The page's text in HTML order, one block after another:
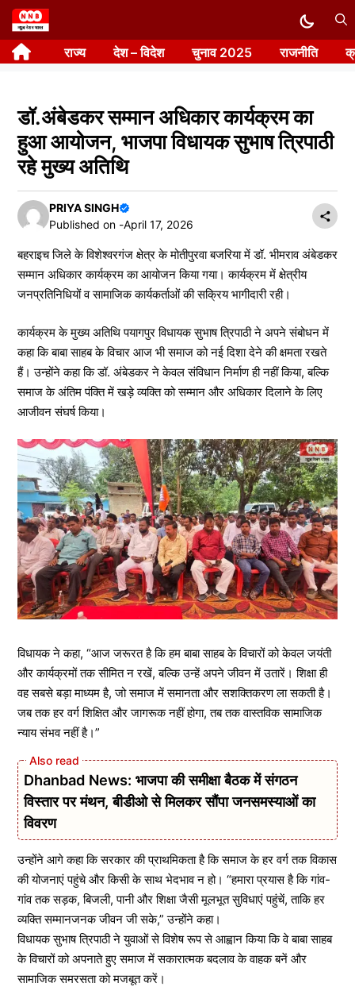
Skip
to
content राज्य देश – विदेश चुनाव 2025 राजनीति
डॉ.अंबेडकर सम्मान अधिकार कार्यक्रम का
हुआ आयोजन, भाजपा विधायक सुभाष त्रिपाठी
रहे मुख्य अतिथि
PRIYA SINGH
Published on -April 17, 2026
बहराइच जिले के विशेश्वरगंज क्षेत्र के मोतीपुरवा बजरिया में डॉ. भीमराव अंबेडकर
सम्मान अधिकार कार्यक्रम का आयोजन किया गया। कार्यक्रम में क्षेत्रीय
जनप्रतिनिधियों व सामाजिक कार्यकर्ताओं की सक्रिय भागीदारी रही।
कार्यक्रम के मुख्य अतिथि पयागपुर विधायक सुभाष त्रिपाठी ने अपने संबोधन में
कहा कि बाबा साहब के विचार आज भी समाज को नई दिशा देने की क्षमता रखते
हैं। उन्होंने कहा कि डॉ. अंबेडकर ने केवल संविधान निर्माण ही नहीं किया, बल्कि
समाज के अंतिम पंक्ति में खड़े व्यक्ति को सम्मान और अधिकार दिलाने के लिए
आजीवन संघर्ष किया।
विधायक ने कहा, “आज जरूरत है कि हम बाबा साहब के विचारों को केवल जयंती
और कार्यक्रमों तक सीमित न रखें, बल्कि उन्हें अपने जीवन में उतारें। शिक्षा ही
वह सबसे बड़ा माध्यम है, जो समाज में समानता और सशक्तिकरण ला सकती है।
जब तक हर वर्ग शिक्षित और जागरूक नहीं होगा, तब तक वास्तविक सामाजिक
न्याय संभव नहीं है।”
Dhanbad News: भाजपा की समीक्षा बैठक में संगठन
विस्तार पर मंथन, बीडीओ से मिलकर सौंपा जनसमस्याओं का
विवरण
उन्होंने आगे कहा कि सरकार की प्राथमिकता है कि समाज के हर वर्ग तक विकास
की योजनाएं पहुंचे और किसी के साथ भेदभाव न हो। “हमारा प्रयास है कि गांव-
गांव तक सड़क, बिजली, पानी और शिक्षा जैसी मूलभूत सुविधाएं पहुंचें, ताकि हर
व्यक्ति सम्मानजनक जीवन जी सके,” उन्होंने कहा।
विधायक सुभाष त्रिपाठी ने युवाओं से विशेष रूप से आह्वान किया कि वे बाबा साहब
के विचारों को अपनाते हुए समाज में सकारात्मक बदलाव के वाहक बनें और
सामाजिक समरसता को मजबूत करें।